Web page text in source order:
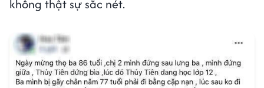
không thật sự sắc nét.